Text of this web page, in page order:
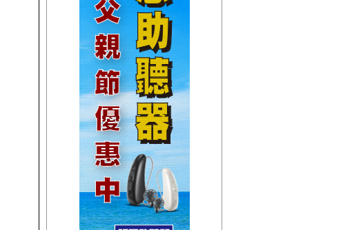
【HitFm正在進行】
(聯播)
夜貓DJ-Dennis
【Next】
(花東)流行最精選